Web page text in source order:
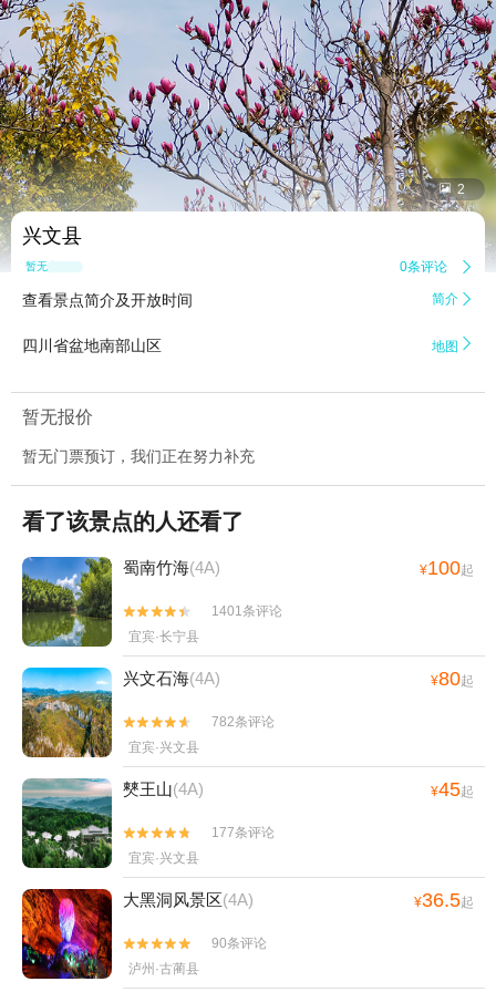
 2
兴文县
暂无点评 0条评论 
查看景点简介及开放时间 简介 
四川省盆地南部山区 地图 
暂无报价
暂无门票预订，我们正在努力补充
看了该景点的人还看了
蜀南竹海(4A) ¥100起


1401条评论
宜宾·长宁县
兴文石海(4A) ¥80起


782条评论
宜宾·兴文县
僰王山(4A) ¥45起


177条评论
宜宾·兴文县
大黑洞风景区(4A) ¥36.5起


90条评论
泸州·古蔺县
